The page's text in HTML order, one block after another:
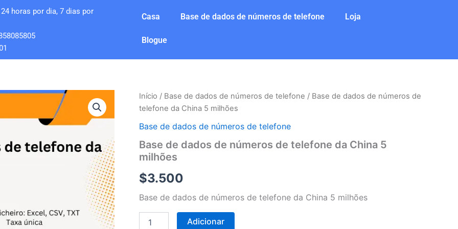
horas por dia, 7 dias por
Casa Base de dados de números de telefone Loja
Blogue
Início / Base de dados de números de telefone / Base de dados de números de
telefone da China 5 milhões
Base de dados de números de telefone
Base de dados de números de telefone da China 5
milhões
$3.500
Base de dados de números de telefone da China 5 milhões
Quantidade
de
de
de
números
telefone
da
China
Adicionar